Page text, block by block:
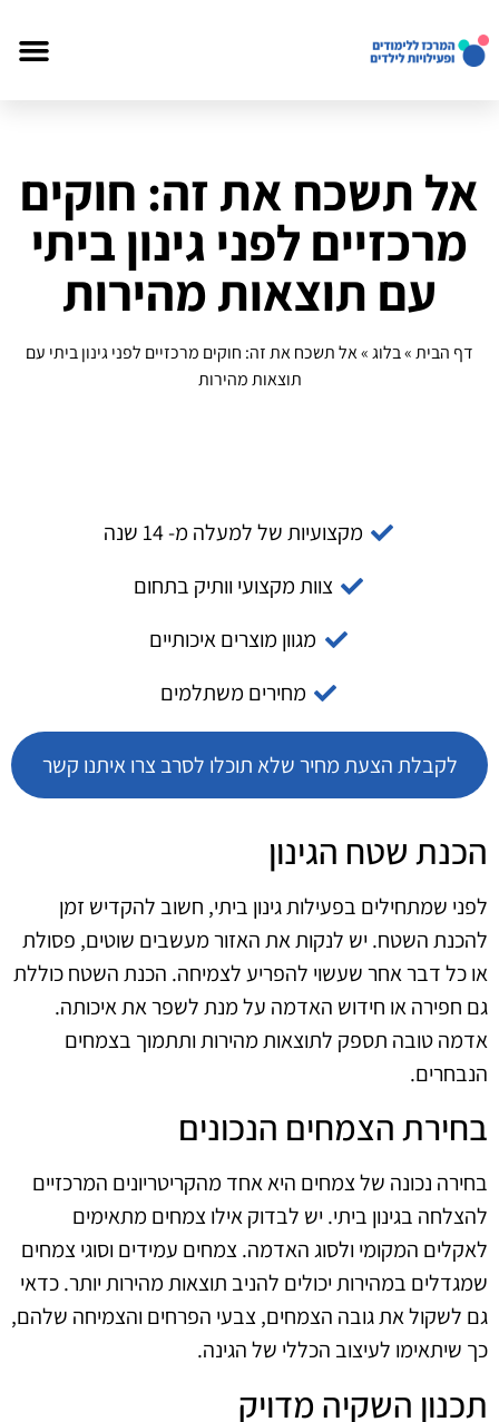
אל תשכח את זה: חוקים
מרכזיים לפני גינון ביתי
עם תוצאות מהירות
דף הבית»בלוג»אל תשכח את זה: חוקים מרכזיים לפני גינון ביתי עם
תוצאות מהירות
מקצועיות של למעלה מ- 14 שנה
צוות מקצועי וותיק בתחום
מגוון מוצרים איכותיים
מחירים משתלמים
לקבלת הצעת מחיר שלא תוכלו לסרב צרו איתנו קשר
הכנת שטח הגינון
לפני שמתחילים בפעילות גינון ביתי, חשוב להקדיש זמן
להכנת השטח. יש לנקות את האזור מעשבים שוטים, פסולת
או כל דבר אחר שעשוי להפריע לצמיחה. הכנת השטח כוללת
גם חפירה או חידוש האדמה על מנת לשפר את איכותה.
אדמה טובה תספק לתוצאות מהירות ותתמוך בצמחים
הנבחרים.
בחירת הצמחים הנכונים
בחירה נכונה של צמחים היא אחד מהקריטריונים המרכזיים
להצלחה בגינון ביתי. יש לבדוק אילו צמחים מתאימים
לאקלים המקומי ולסוג האדמה. צמחים עמידים וסוגי צמחים
שמגדלים במהירות יכולים להניב תוצאות מהירות יותר. כדאי
גם לשקול את גובה הצמחים, צבעי הפרחים והצמיחה שלהם,
כך שיתאימו לעיצוב הכללי של הגינה.
תכנון השקיה מדויק